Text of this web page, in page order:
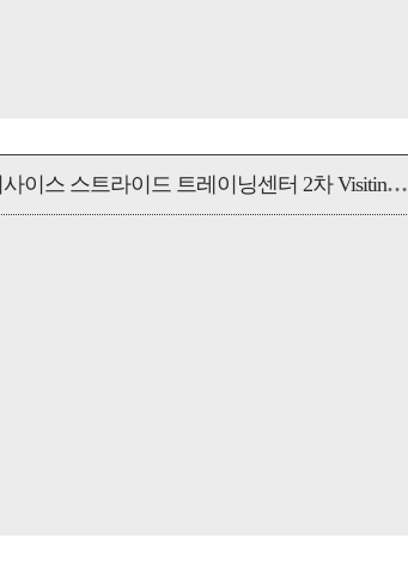
국제 프리사이스 스트라이드 트레이닝센터 2차 Visiting Surgeon Program